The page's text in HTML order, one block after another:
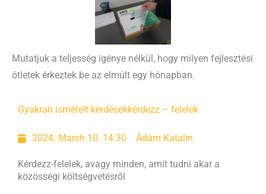
Mutatjuk a teljesség igénye nélkül, hogy milyen fejlesztési
ötletek érkeztek be az elmúlt egy hónapban.
Gyakran ismételt kérdésekkérdezz – felelek
2024. March 10. 14:30 Ádám Katalin
Kérdezz-felelek, avagy minden, amit tudni akar a
közösségi költségvetésről